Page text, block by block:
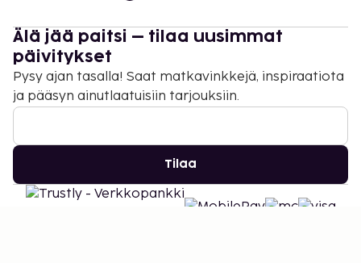
Älä jää paitsi – tilaa uusimmat
päivitykset
Pysy ajan tasalla! Saat matkavinkkejä, inspiraatiota
ja pääsyn ainutlaatuisiin tarjouksiin.
Tilaa